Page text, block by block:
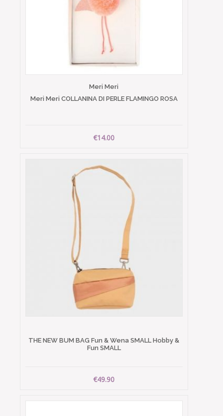
Meri Meri
Meri Meri COLLANINA DI PERLE FLAMINGO ROSA
€14.00
THE NEW BUM BAG Fun & Wena SMALL Hobby &
Fun SMALL
€49.90